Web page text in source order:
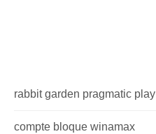
rabbit garden pragmatic play
compte bloque winamax